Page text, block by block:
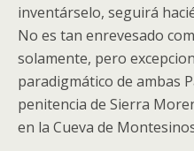
inventárselo, seguirá
No es tan enrevesado
solamente, pero
paradigmático de ambas
penitencia de Sierra
en la Cueva de